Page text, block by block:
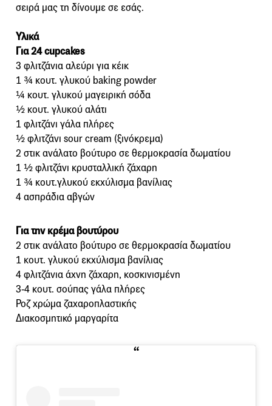
σειρά μας τη δίνουμε σε εσάς.
Υλικά
Για 24 cupcakes
3 φλιτζάνια αλεύρι για κέικ
1 ¾ κουτ. γλυκού baking powder
¼ κουτ. γλυκού μαγειρική σόδα
½ κουτ. γλυκού αλάτι
1 φλιτζάνι γάλα πλήρες
½ φλιτζάνι sour cream (ξινόκρεμα)
2 στικ ανάλατο βούτυρο σε θερμοκρασία δωματίου
1 ½ φλιτζάνι κρυσταλλική ζάχαρη
1 ¾ κουτ.γλυκού εκχύλισμα βανίλιας
4 ασπράδια αβγών
Για την κρέμα βουτύρου
2 στικ ανάλατο βούτυρο σε θερμοκρασία δωματίου
1 κουτ. γλυκού εκχύλισμα βανίλιας
4 φλιτζάνια άχνη ζάχαρη, κοσκινισμένη
3-4 κουτ. σούπας γάλα πλήρες
Ροζ χρώμα ζαχαροπλαστικής
Διακοσμητικό μαργαρίτα